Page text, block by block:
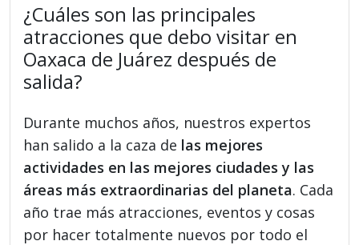
¿Cuáles son las principales
atracciones que debo visitar en
Oaxaca de Juárez después de
salida?
Durante muchos años, nuestros expertos
han salido a la caza de las mejores
actividades en las mejores ciudades y las
áreas más extraordinarias del planeta. Cada
año trae más atracciones, eventos y cosas
por hacer totalmente nuevos por todo el